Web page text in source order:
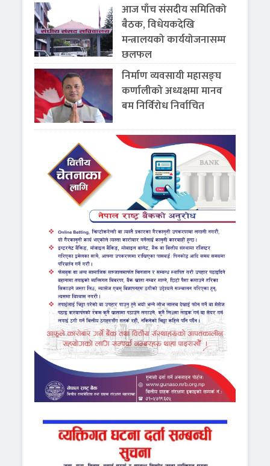
आज पाँच संसदीय समितिको
बैठक, विधेयकदेखि
मन्त्रालयको कार्ययोजनासम्म
छलफल
निर्माण व्यवसायी महासङ्घ
कर्णालीको अध्यक्षमा मानव
बम निर्विरोध निर्वाचित